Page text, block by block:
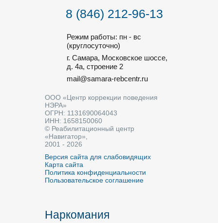
8 (846) 212-96-13
Режим работы: пн - вс
(круглосуточно)
г. Самара, Московское шоссе,
д. 4а, строение 2
mail@samara-rebcentr.ru
ООО «Центр коррекции поведения
НЭРА»
ОГРН: 1131690064043
ИНН: 1658150060
© Реабилитационный центр
«Навигатор»,
2001 - 2026
Версия сайта для слабовидящих
Карта сайта
Политика конфиденциальности
Пользовательское соглашение
Наркомания